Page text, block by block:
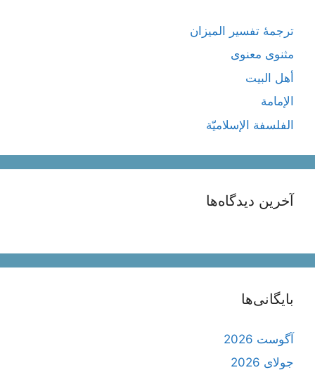
ترجمۀ تفسیر المیزان
مثنوی معنوی
أهل البيت
الإمامة
الفلسفة الإسلاميّة
آخرین دیدگاه‌ها
بایگانی‌ها
آگوست 2026
جولای 2026